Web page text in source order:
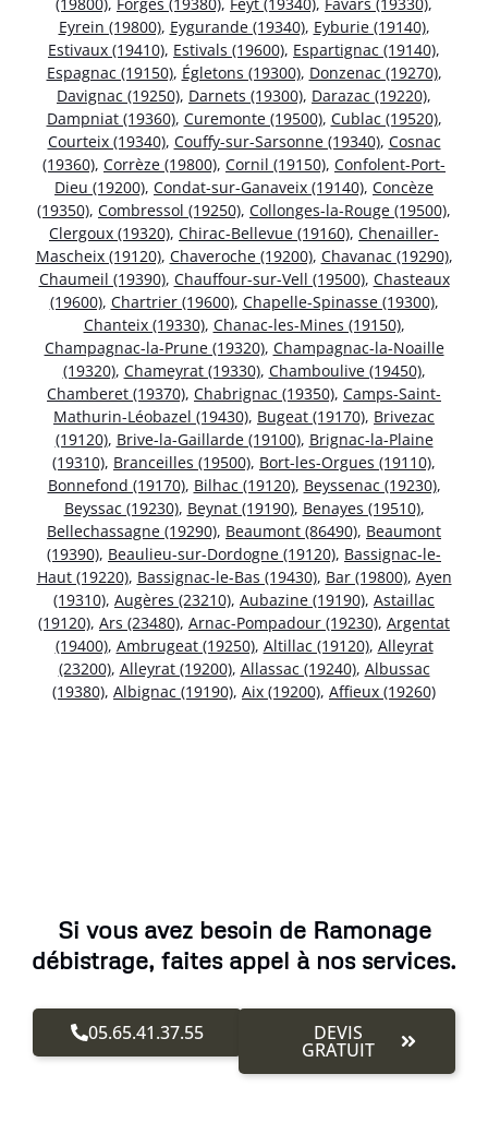
Eyrein (19800), Eygurande (19340), Eyburie (19140),
Estivaux (19410), Estivals (19600), Espartignac (19140),
Espagnac (19150), Égletons (19300), Donzenac (19270),
Davignac (19250), Darnets (19300), Darazac (19220),
Dampniat (19360), Curemonte (19500), Cublac (19520),
Courteix (19340), Couffy-sur-Sarsonne (19340), Cosnac
(19360), Corrèze (19800), Cornil (19150), Confolent-Port-
Dieu (19200), Condat-sur-Ganaveix (19140), Concèze
(19350), Combressol (19250), Collonges-la-Rouge (19500),
Clergoux (19320), Chirac-Bellevue (19160), Chenailler-
Mascheix (19120), Chaveroche (19200), Chavanac (19290),
Chaumeil (19390), Chauffour-sur-Vell (19500), Chasteaux
(19600), Chartrier (19600), Chapelle-Spinasse (19300),
Chanteix (19330), Chanac-les-Mines (19150),
Champagnac-la-Prune (19320), Champagnac-la-Noaille
(19320), Chameyrat (19330), Chamboulive (19450),
Chamberet (19370), Chabrignac (19350), Camps-Saint-
Mathurin-Léobazel (19430), Bugeat (19170), Brivezac
(19120), Brive-la-Gaillarde (19100), Brignac-la-Plaine
(19310), Branceilles (19500), Bort-les-Orgues (19110),
Bonnefond (19170), Bilhac (19120), Beyssenac (19230),
Beyssac (19230), Beynat (19190), Benayes (19510),
Bellechassagne (19290), Beaumont (86490), Beaumont
(19390), Beaulieu-sur-Dordogne (19120), Bassignac-le-
Haut (19220), Bassignac-le-Bas (19430), Bar (19800), Ayen
(19310), Augères (23210), Aubazine (19190), Astaillac
(19120), Ars (23480), Arnac-Pompadour (19230), Argentat
(19400), Ambrugeat (19250), Altillac (19120), Alleyrat
(23200), Alleyrat (19200), Allassac (19240), Albussac
(19380), Albignac (19190), Aix (19200), Affieux (19260)
Si vous avez besoin de Ramonage
débistrage, faites appel à nos services.
05.65.41.37.55 DEVIS
GRATUIT